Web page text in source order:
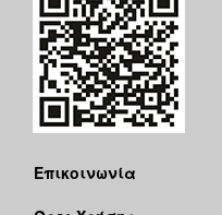
Επικοινωνία